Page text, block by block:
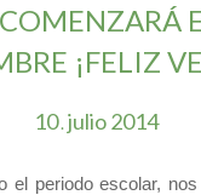
¡FELIZ
10. julio2014
el periodo escolar,